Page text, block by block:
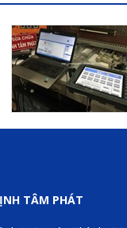
TÂM PHÁT